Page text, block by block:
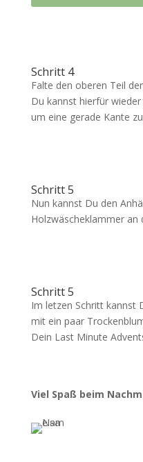
Schritt 4
Falte den oberen Teil
Du kannst hierfür
um eine gerade Kante
Schritt 5
Nun kannst Du den
Holzwäscheklammer
Schritt 5
Im letzen Schritt kannst
mit ein paar
Dein Last Minute
Viel Spaß beim